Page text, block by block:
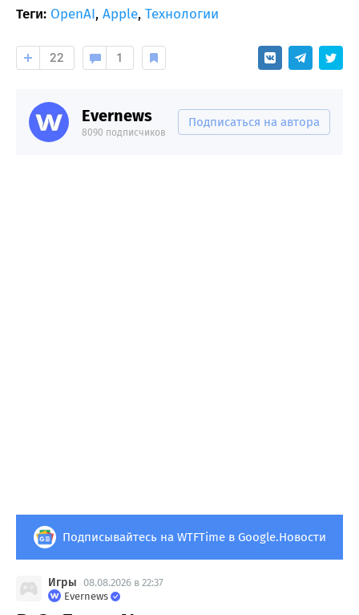
Теги: OpenAI, Apple, Технологии
22 1
Evernews
8090 подписчиков
Подписаться на автора
Подписывайтесь на WTFTime в Google.Новости
Игры 08.08.2026 в 22:37
Evernews